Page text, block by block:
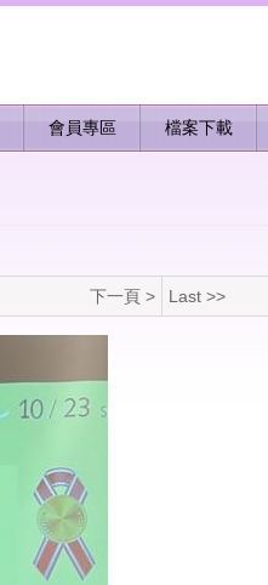
會員專區 檔案下載
下一頁 > Last >>